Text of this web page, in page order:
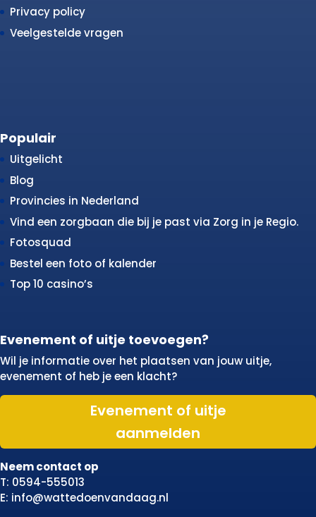
Privacy policy
Veelgestelde vragen
Populair
Uitgelicht
Blog
Provincies in Nederland
Vind een zorgbaan die bij je past via Zorg in je Regio.
Fotosquad
Bestel een foto of kalender
Top 10 casino’s
Evenement of uitje toevoegen?
Wil je informatie over het plaatsen van jouw uitje,
evenement of heb je een klacht?
Evenement of uitje
aanmelden
Neem contact op
T: 0594-555013
E: info@wattedoenvandaag.nl